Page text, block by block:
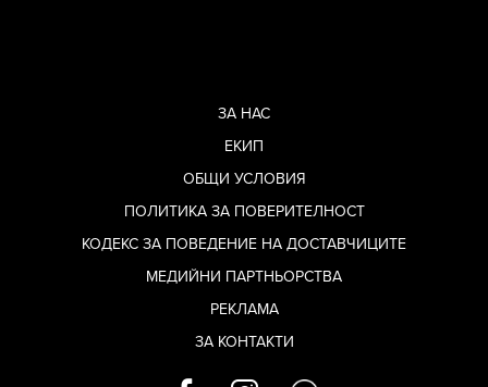
ЗА НАС
ЕКИП
ОБЩИ УСЛОВИЯ
ПОЛИТИКА ЗА ПОВЕРИТЕЛНОСТ
КОДЕКС ЗА ПОВЕДЕНИЕ НА ДОСТАВЧИЦИТЕ
МЕДИЙНИ ПАРТНЬОРСТВА
РЕКЛАМА
ЗА КОНТАКТИ